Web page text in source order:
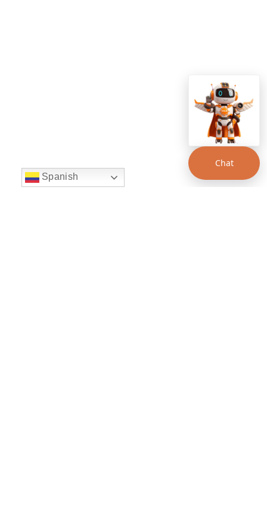
Spanish
Chat